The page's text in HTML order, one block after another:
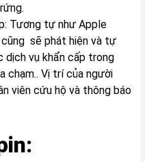
Tương tự như Apple
sẽ phát hiện và tự
dịch vụ khẩn cấp trong
chạm.. Vị trí của người
viên cứu hộ và thông báo